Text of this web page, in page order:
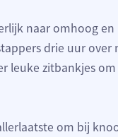
naar omhoog en
drie uur over
leuke zitbankjes
om bij